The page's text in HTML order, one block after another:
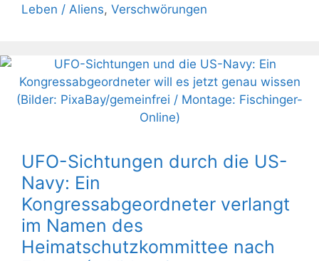
Leben / Aliens, Verschwörungen
UFO-Sichtungen durch die US-
Navy: Ein
Kongressabgeordneter verlangt
im Namen des
Heimatschutzkommittee nach